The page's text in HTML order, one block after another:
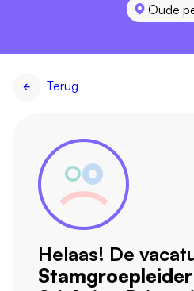
Oude
Terug
Helaas! De